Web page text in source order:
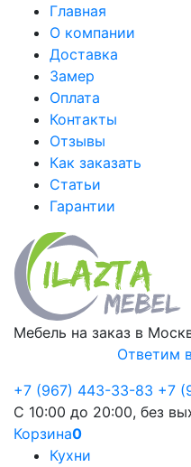
Главная
О компании
Доставка
Замер
Оплата
Контакты
Отзывы
Как заказать
Статьи
Гарантии
Мебель на заказ в
Ответим
+7 (967) 443-33-83 +7
С 10:00 до 20:00, без
Корзина0
Кухни